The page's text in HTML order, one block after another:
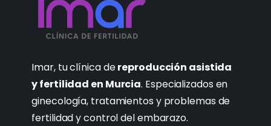
Imar, tu clínica dereproducción asistida
y fertilidad en Murcia. Especializados en
ginecología, tratamientos y problemas de
fertilidad y control del embarazo.